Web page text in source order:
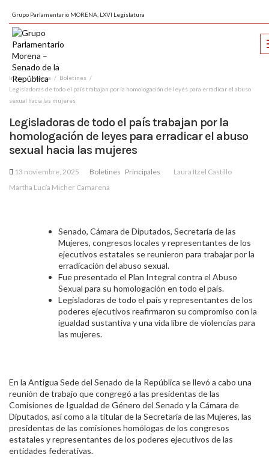
Grupo Parlamentario MORENA, LXVI Legislatura
Inicio Prensa
Boletines
Legisladoras de todo el país trabajan por la homologación de leyes para erradicar el abuso
sexual hacia las mujeres
Legisladoras de todo el país trabajan por la
homologación de leyes para erradicar el abuso
sexual hacia las mujeres
13 noviembre, 2025 Boletines Principales
Laura Itzel Castillo
Martha Lucía Micher Camarena
Senado, Cámara de Diputados, Secretaría de las
Mujeres, congresos locales y representantes de los
ejecutivos estatales se reunieron para trabajar por la
erradicación del abuso sexual.
Fue presentado el Plan Integral contra el Abuso
Sexual para su homologación en todo el país.
Legisladoras de todo el país y representantes de los
poderes ejecutivos reafirmaron su compromiso con la
igualdad sustantiva y una vida libre de violencias para
las mujeres.
En la Antigua Sede del Senado de la República se llevó a cabo una
reunión de trabajo que congregó a las presidentas de las
Comisiones de Igualdad de Género del Senado y la Cámara de
Diputados, así como a la titular de la Secretaría de las Mujeres, las
presidentas de las comisiones homólogas de los congresos
estatales y representantes de los poderes ejecutivos de las
entidades federativas.